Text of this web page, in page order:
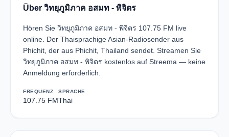
Über วิทยุภูมิภาค อสมท - พิจิตร
Hören Sie วิทยุภูมิภาค อสมท - พิจิตร 107.75 FM live
online. Der Thaisprachige Asian-Radiosender aus
Phichit, der aus Phichit, Thailand sendet. Streamen Sie
วิทยุภูมิภาค อสมท - พิจิตร kostenlos auf Streema — keine
Anmeldung erforderlich.
FREQUENZ
107.75 FM
SPRACHE
Thai